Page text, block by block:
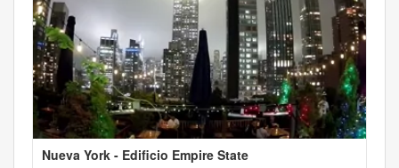
Nueva York - Edificio Empire State